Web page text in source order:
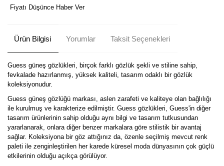
Fiyatı Düşünce Haber Ver
Ürün Bilgisi Yorumlar Taksit Seçenekleri
Guess güneş gözlükleri, birçok farklı gözlük şekli ve stiline sahip,
fevkalade hazırlanmış, yüksek kaliteli, tasarım odaklı bir gözlük
koleksiyonudur.
Guess güneş gözlüğü markası, aslen zarafeti ve kaliteye olan bağlılığı
ile kurulmuş ve karakterize edilmiştir. Guess gözlükleri, Guess'in diğer
tasarım ürünlerinin sahip olduğu aynı bilgi ve tasarım tutkusundan
yararlanarak, onlara diğer benzer markalara göre stilistik bir avantaj
sağlar. Koleksiyona bir göz attığınız da, özenle seçilmiş mevcut renk
paleti ile zenginleştirilen her karede küresel moda dünyasının çok güçlü
etkilerinin olduğu açıkça görülüyor.